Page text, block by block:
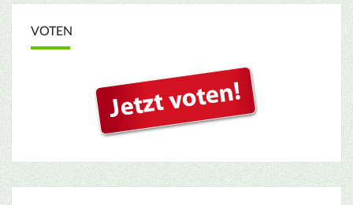
VOTEN